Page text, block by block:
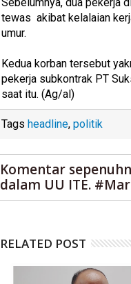
tewas akibat kelalaian
umur.
Kedua korban tersebut
pekerja subkontrak PT
saat itu. (Ag/al)
Tags headline, politik
Komentar
dalam UU ITE.
RELATED POST